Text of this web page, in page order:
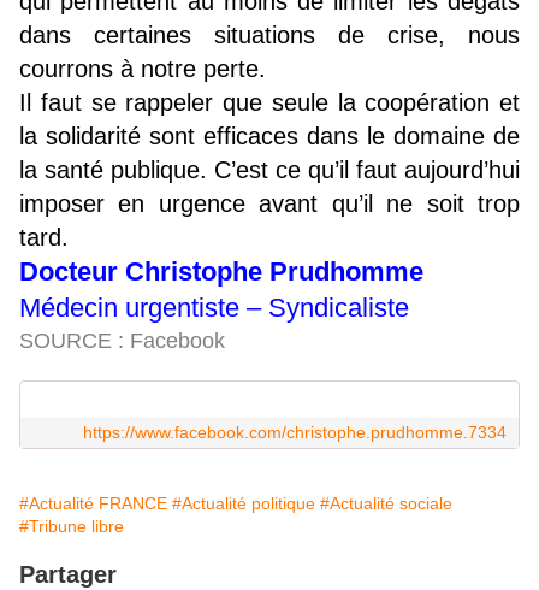
dans certaines situations de crise, nous
courrons à notre perte.
Il faut se rappeler que seule la coopération et
la solidarité sont efficaces dans le domaine de
la santé publique. C’est ce qu’il faut aujourd’hui
imposer en urgence avant qu’il ne soit trop
tard.
Docteur Christophe Prudhomme
Médecin urgentiste – Syndicaliste
SOURCE : Facebook
https://www.facebook.com/christophe.prudhomme.7334
#Actualité FRANCE #Actualité politique #Actualité sociale
#Tribune libre
Partager